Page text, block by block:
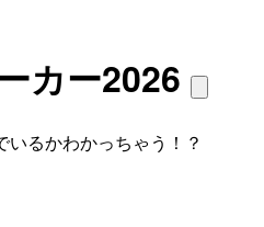
カー2026
るかわかっちゃう！？